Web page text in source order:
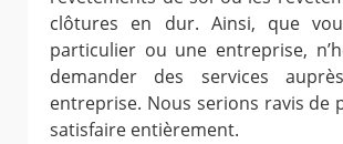
clôtures en dur. Ainsi, que
particulier ou une entreprise,
demander des services
entreprise. Nous serions ravis de
satisfaire entièrement.